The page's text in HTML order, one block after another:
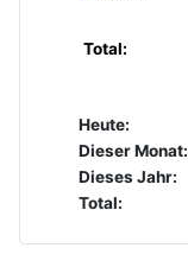
Total:
Heute:
Dieser Monat:
Dieses Jahr:
Total: